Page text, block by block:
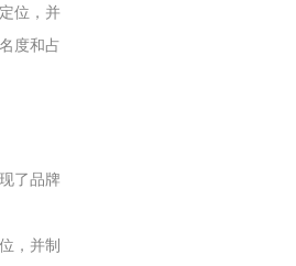
位，并
度和占
了品牌
，并制